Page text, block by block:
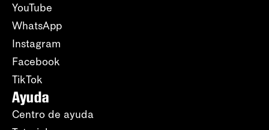
YouTube
WhatsApp
Instagram
Facebook
TikTok
Ayuda
Centro de ayuda